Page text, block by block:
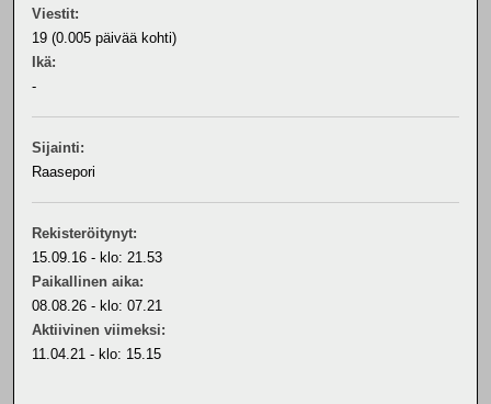
Viestit:
19 (0.005 päivää kohti)
Ikä:
-
Sijainti:
Raasepori
Rekisteröitynyt:
15.09.16 - klo: 21.53
Paikallinen aika:
08.08.26 - klo: 07.21
Aktiivinen viimeksi:
11.04.21 - klo: 15.15